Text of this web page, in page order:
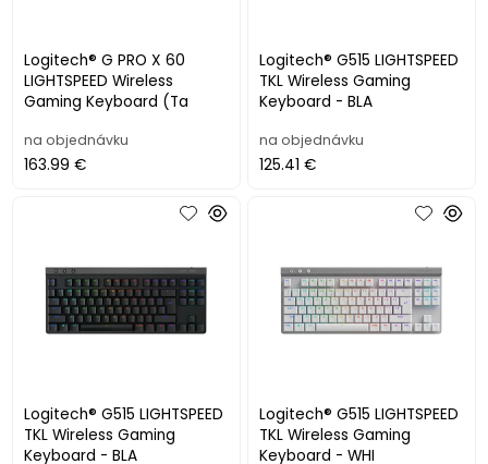
Logitech® G PRO X 60
LIGHTSPEED Wireless
Gaming Keyboard (Ta
na objednávku
163.99 €
Logitech® G515 LIGHTSPEED
TKL Wireless Gaming
Keyboard - BLA
na objednávku
125.41 €
Logitech® G515 LIGHTSPEED
TKL Wireless Gaming
Keyboard - BLA
Logitech® G515 LIGHTSPEED
TKL Wireless Gaming
Keyboard - WHI